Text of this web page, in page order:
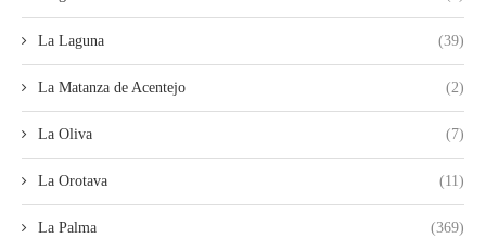
La Laguna (39)
La Matanza de Acentejo (2)
La Oliva (7)
La Orotava (11)
La Palma (369)